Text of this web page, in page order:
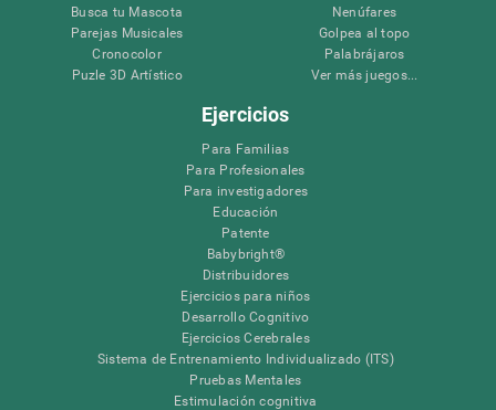
Busca tu Mascota
Parejas Musicales
Cronocolor
Puzle 3D Artístico
Nenúfares
Golpea al topo
Palabrájaros
Ver más juegos...
Ejercicios
Para Familias
Para Profesionales
Para investigadores
Educación
Patente
Babybright®
Distribuidores
Ejercicios para niños
Desarrollo Cognitivo
Ejercicios Cerebrales
Sistema de Entrenamiento Individualizado (ITS)
Pruebas Mentales
Estimulación cognitiva